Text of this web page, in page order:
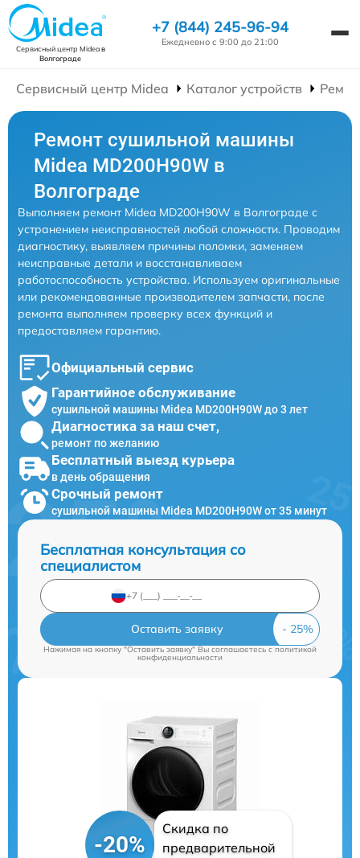
Сервисный центр Mideaв
Волгограде
+7 (844) 245-96-94
Ежедневно с 9:00 до 21:00
Сервисный центр Midea Каталог устройств
Ремонт сушильной машины
Midea MD200H90W в
Волгограде
Выполняем ремонт Midea MD200H90W в Волгограде с
устранением неисправностей любой сложности. Проводим
диагностику, выявляем причины поломки, заменяем
неисправные детали и восстанавливаем
работоспособность устройства. Используем оригинальные
или рекомендованные производителем запчасти, после
ремонта выполняем проверку всех функций и
предоставляем гарантию.
Официальный сервис
Гарантийное обслуживание
сушильной машины Midea MD200H90W до 3 лет
Диагностика за наш счет,
ремонт по желанию
Бесплатный выезд курьера
в день обращения
Срочный ремонт
сушильной машины Midea MD200H90W от 35 минут
Бесплатная консультация со
специалистом
Оставить заявку
Нажимая на кнопку "Оставить заявку" Вы соглашаетесь cполитикой
конфиденциальности
-20%
Скидка по
предварительной